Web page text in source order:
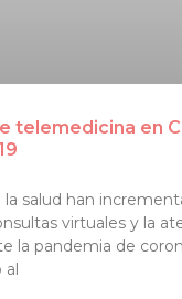
telemedicina en
la salud han
virtuales y la
la pandemia de